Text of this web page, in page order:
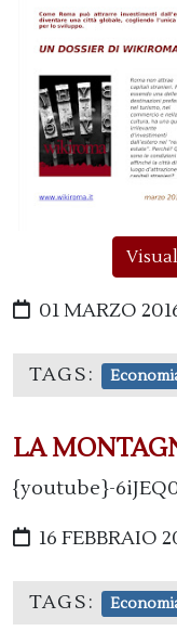
01 MARZO
TAGS:
LA
{youtube}-
16 FEBBRAIO
TAGS: